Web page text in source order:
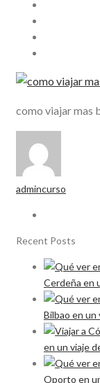
como viajar mas
admincurso
Recent Posts
Cerdeña en
Bilbao en un
en un viaje
Oporto en